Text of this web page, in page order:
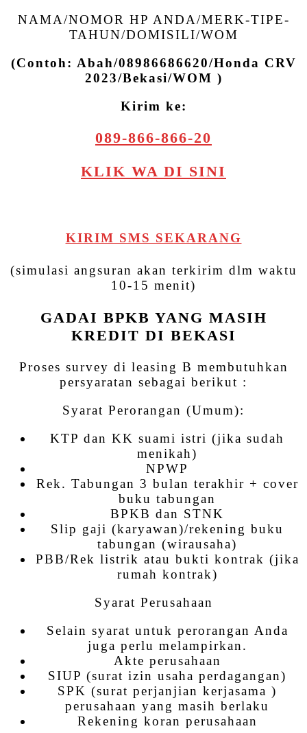
NAMA/NOMOR HP ANDA/MERK-TIPE-
TAHUN/DOMISILI/WOM
(Contoh: Abah/08986686620/Honda CRV
2023/Bekasi/WOM )
Kirim ke:
089-866-866-20
KLIK WA DI SINI
KIRIM SMS SEKARANG
(simulasi angsuran akan terkirim dlm waktu
10-15 menit)
GADAI BPKB YANG MASIH
KREDIT DI BEKASI
Proses survey di leasing B membutuhkan
persyaratan sebagai berikut :
Syarat Perorangan (Umum):
KTP dan KK suami istri (jika sudah
menikah)
NPWP
Rek. Tabungan 3 bulan terakhir + cover
buku tabungan
BPKB dan STNK
Slip gaji (karyawan)/rekening buku
tabungan (wirausaha)
PBB/Rek listrik atau bukti kontrak (jika
rumah kontrak)
Syarat Perusahaan
Selain syarat untuk perorangan Anda
juga perlu melampirkan.
Akte perusahaan
SIUP (surat izin usaha perdagangan)
SPK (surat perjanjian kerjasama )
perusahaan yang masih berlaku
Rekening koran perusahaan